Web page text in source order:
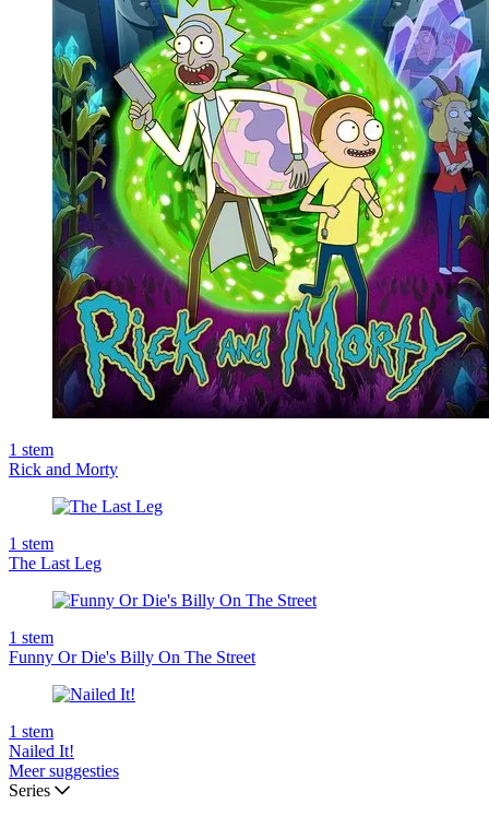
1 stem
Rick and Morty
1 stem
The Last Leg
1 stem
Funny Or Die's Billy On The Street
1 stem
Nailed It!
Meer suggesties
Series